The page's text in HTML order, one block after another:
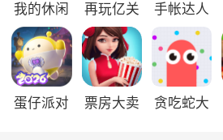
我的休闲
时光官方
版
再玩亿关
官方版
手帐达人
蛋仔派对
票房大卖
贪吃蛇大